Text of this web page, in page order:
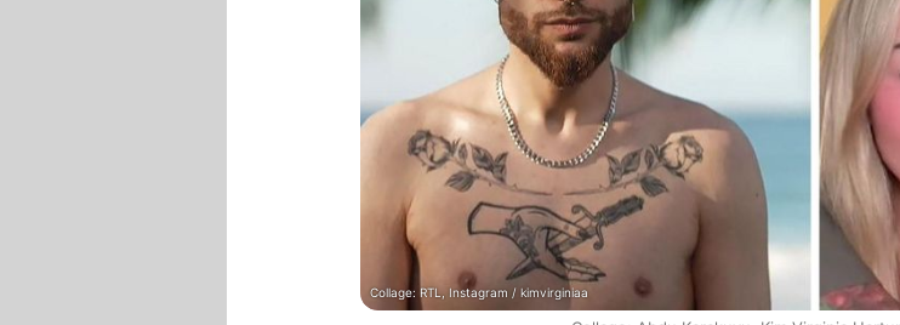
Collage: RTL, Instagram / kimvirginiaa